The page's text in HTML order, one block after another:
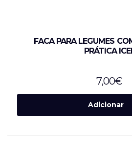
FACA PARA LEGUMES
PRÁTICA
7,00€
Adicionar